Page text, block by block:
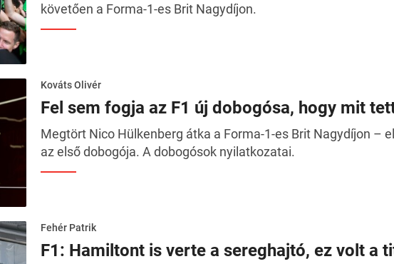
követően a Forma-1-es Brit Nagydíjon.
Kováts Olivér
Fel sem fogja az F1 új dobogósa, hogy mit
Megtört Nico Hülkenberg átka a Forma-1-es Brit Nagydíjon –
az első dobogója. A dobogósok nyilatkozatai.
Fehér Patrik
F1: Hamiltont is verte a sereghajtó, ez volt a